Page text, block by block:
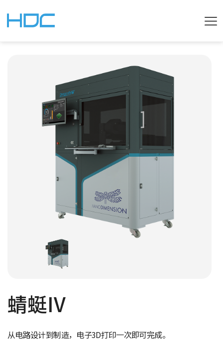
蜻蜓IV
从电路设计到制造，电子3D打印一次即可完成。